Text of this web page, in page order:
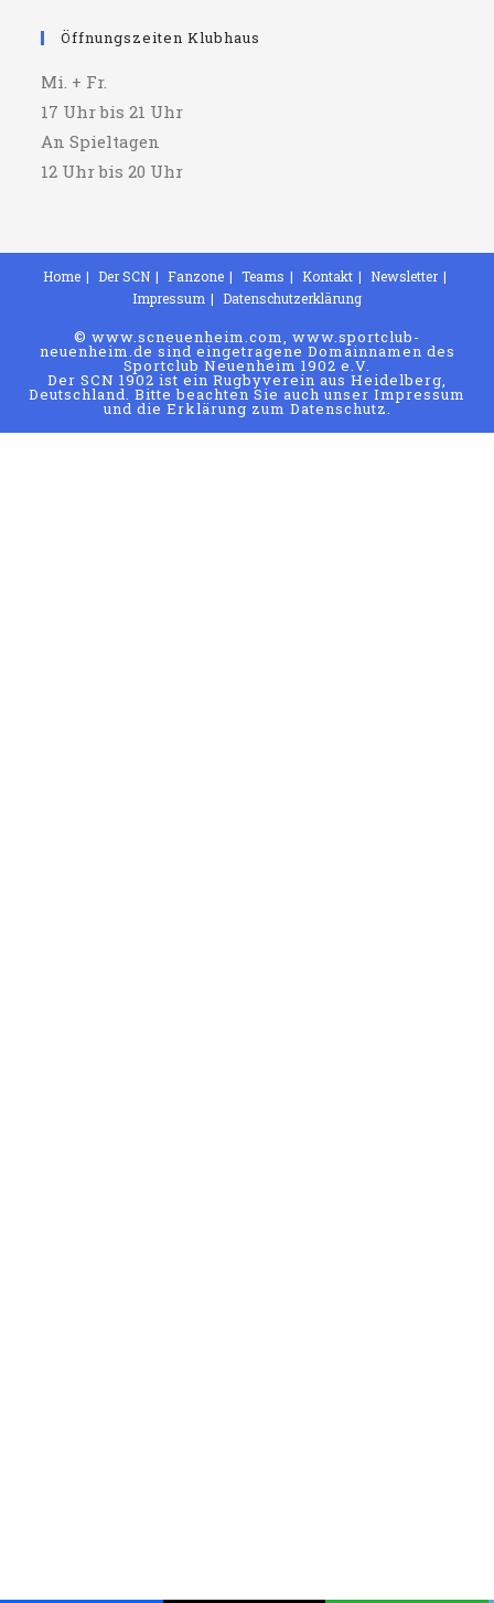
Öffnungszeiten Klubhaus
Mi. + Fr.
17 Uhr bis 21 Uhr
An Spieltagen
12 Uhr bis 20 Uhr
Home Der SCN Fanzone Teams Kontakt
Newsletter
Impressum
Datenschutzerklärung
© www.scneuenheim.com, www.sportclub-
neuenheim.de sind eingetragene Domainnamen des
Sportclub Neuenheim 1902 e.V.
Der SCN 1902 ist ein Rugbyverein aus Heidelberg,
Deutschland. Bitte beachten Sie auch unser Impressum
und die Erklärung zum Datenschutz.